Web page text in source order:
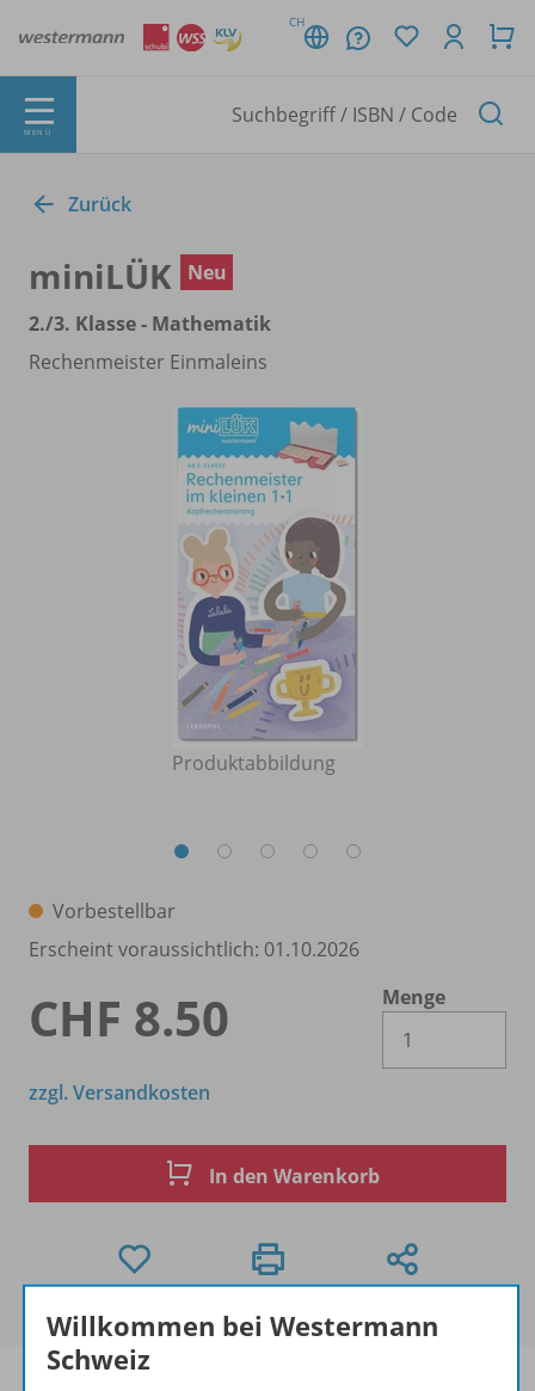
CH
MENÜ
Zurück
miniLÜK
Neu
2./3. Klasse - Mathematik
Rechenmeister Einmaleins
Produktabbildung
Vorbestellbar
Erscheint voraussichtlich: 01.10.2026
CHF 8.50
Menge
zzgl. Versandkosten
In den Warenkorb
Willkommen bei Westermann
Schweiz